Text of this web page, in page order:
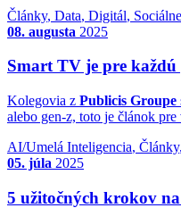
Články, Data, Digitál,
08. augusta 2025
Smart TV je pre každú
Kolegovia z Publicis Groupe
alebo gen-z, toto je článok pre
AI/Umelá Inteligencia, Články,
05. júla 2025
5 užitočných krokov